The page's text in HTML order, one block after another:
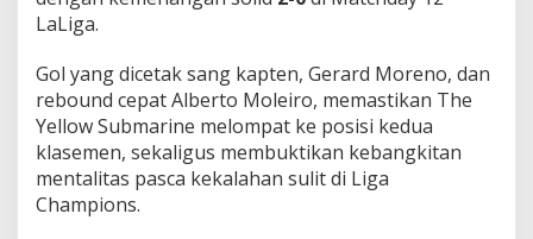
i
k
a
LaLiga.
Gol yang dicetak sang kapten, Gerard Moreno, dan
rebound cepat Alberto Moleiro, memastikan The
Yellow Submarine melompat ke posisi kedua
klasemen, sekaligus membuktikan kebangkitan
mentalitas pasca kekalahan sulit di Liga
Champions.